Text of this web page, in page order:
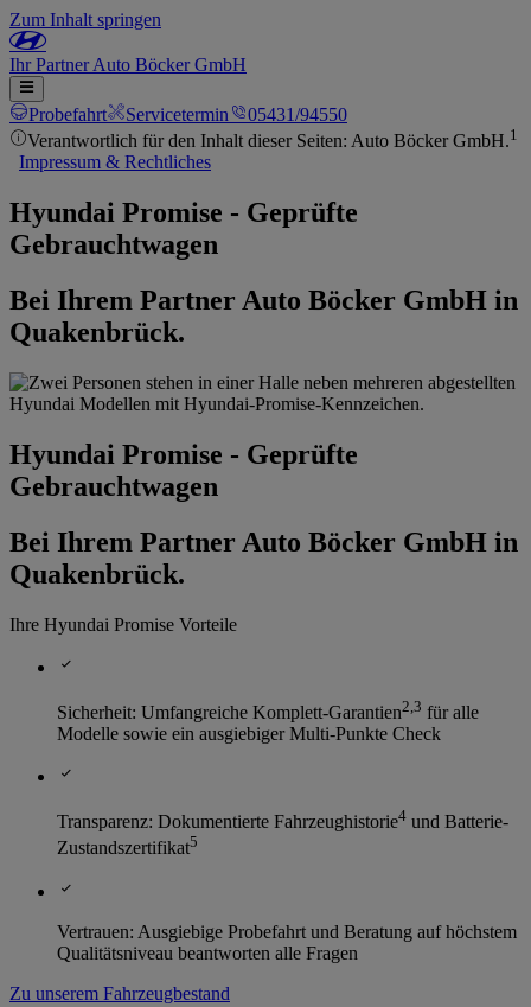
Zum Inhalt springen
IhrPartnerAuto Böcker GmbH
Probefahrt Servicetermin
05431/94550
Verantwortlich für den Inhalt dieser Seiten: Auto Böcker GmbH.1
Impressum & Rechtliches
Hyundai Promise - Geprüfte
Gebrauchtwagen
Bei Ihrem Partner Auto Böcker GmbH in
Quakenbrück.
Hyundai Promise - Geprüfte
Gebrauchtwagen
Bei Ihrem Partner Auto Böcker GmbH in
Quakenbrück.
Ihre Hyundai Promise Vorteile
Sicherheit: Umfangreiche Komplett-Garantien2 3 für alle
Modelle sowie ein ausgiebiger Multi-Punkte Check
Transparenz: Dokumentierte Fahrzeughistorie4 und Batterie-
Zustandszertifikat5
Vertrauen: Ausgiebige Probefahrt und Beratung auf höchstem
Qualitätsniveau beantworten alle Fragen
Zu unserem Fahrzeugbestand